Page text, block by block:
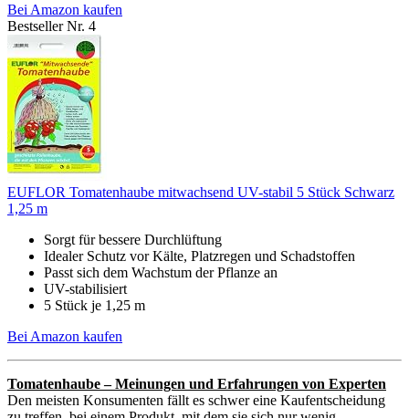
Bei Amazon kaufen
Bestseller Nr. 4
EUFLOR Tomatenhaube mitwachsend UV-stabil 5 Stück Schwarz
1,25 m
Sorgt für bessere Durchlüftung
Idealer Schutz vor Kälte, Platzregen und Schadstoffen
Passt sich dem Wachstum der Pflanze an
UV-stabilisiert
5 Stück je 1,25 m
Bei Amazon kaufen
Tomatenhaube – Meinungen und Erfahrungen von Experten
Den meisten Konsumenten fällt es schwer eine Kaufentscheidung